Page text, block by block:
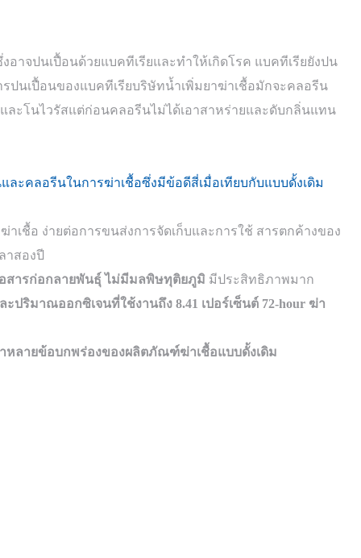
าจปนเปื้อนด้วยแบคทีเรียและทำให้เกิดโรค แบคทีเรียยังปน
ปนเปื้อนของแบคทีเรียบริษัทน้ำเพิ่มยาฆ่าเชื้อมักจะคลอรีน
ละโนไวรัสแต่ก่อนคลอรีนไม่ได้เอาสาหร่ายและดับกลิ่นแทน
ะคลอรีนในการฆ่าเชื้อซึ่งมีข้อดีสี่เมื่อเทียบกับแบบดั้งเดิม
เชื้อ ง่ายต่อการขนส่งการจัดเก็บและการใช้ สารตกค้างของ
าสองปี
สารก่อกลายพันธุ์ ไม่มีมลพิษทุติยภูมิ มีประสิทธิภาพมาก
ริมาณออกซิเจนที่ใช้งานถึง 8.41 เปอร์เซ็นต์ 72-hour ฆ่า
ลายข้อบกพร่องของผลิตภัณฑ์ฆ่าเชื้อแบบดั้งเดิม